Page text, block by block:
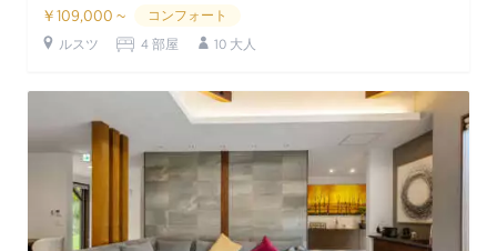
￥109,000 ~
コンフォート
ルスツ
4 部屋 10 大人